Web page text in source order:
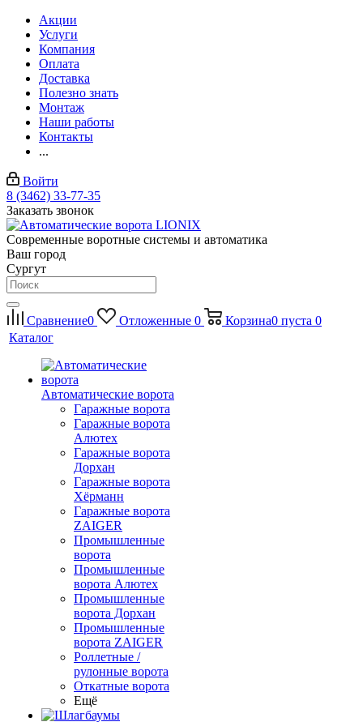
Акции
Услуги
Компания
Оплата
Доставка
Полезно знать
Монтаж
Наши работы
Контакты
...
Войти
8 (3462) 33-77-35
Заказать звонок
Современные воротные системы и автоматика
Ваш город
Сургут
Сравнение0 Отложенные 0 Корзина0 пуста 0
Каталог
Автоматические ворота
Гаражные ворота
Гаражные ворота
Алютех
Гаражные ворота
Дорхан
Гаражные ворота
Хёрманн
Гаражные ворота
ZAIGER
Промышленные
ворота
Промышленные
ворота Алютех
Промышленные
ворота Дорхан
Промышленные
ворота ZAIGER
Роллетные /
рулонные ворота
Откатные ворота
Ещё